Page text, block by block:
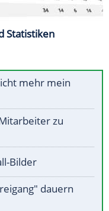
Statistiken
mehr mein
zu
Bilder
dauern